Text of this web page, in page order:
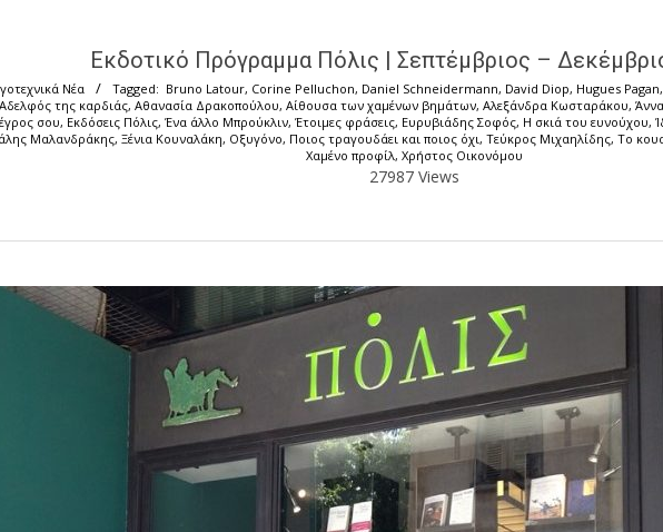
Εκδοτικό Πρόγραμμα Πόλις | Σεπτέμβριος –
Νέα Tagged: Bruno Latour, Corine Pelluchon, Daniel Schneidermann, David Diop, Hugues Pagan,
Αδελφός της καρδιάς, Αθανασία Δρακοπούλου, Αίθουσα των χαμένων βημάτων, Αλεξάνδρα Κωσταράκου,
σου, Εκδόσεις Πόλις, Ένα άλλο Μπρούκλιν, Έτοιμες φράσεις, Ευρυβιάδης Σοφός, Η σκιά του ευνούχου,
Μαλανδράκης, Ξένια Κουναλάκη, Οξυγόνο, Ποιος τραγουδάει και ποιος όχι, Τεύκρος Μιχαηλίδης, Το
Χαμένο προφίλ, Χρήστος Οικονόμου
27987 Views